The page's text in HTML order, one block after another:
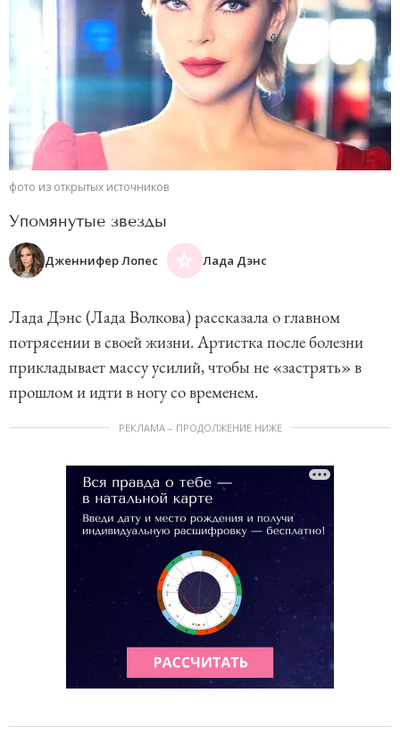
фото из открытых источников
Упомянутые звезды
Дженнифер Лопес Лада Дэнс
Лада Дэнс (Лада Волкова) рассказала о главном
потрясении в своей жизни. Артистка после болезни
прикладывает массу усилий, чтобы не «застрять» в
прошлом и идти в ногу со временем.
РЕКЛАМА – ПРОДОЛЖЕНИЕ НИЖЕ